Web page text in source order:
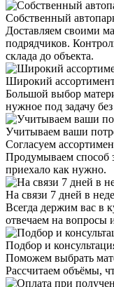
Собственный
Доставляем своими
подрядчиков.
склада до объекта.
Широкий
Большой выбор
нужное под задачу
Учитываем ваши
Согласуем
Продумываем способ
приехало как нужно.
На связи 7 дней в
Всегда держим вас в
отвечаем на вопросы
Подбор и
Поможем выбрать
Рассчитаем объёмы,